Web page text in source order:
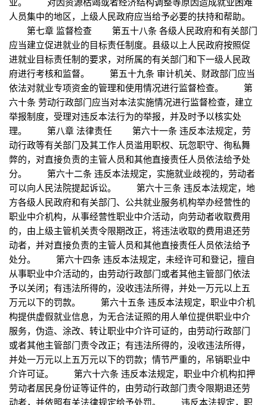
人员集中的地区，上级人民政府应当给予必要的扶持和帮助。
第七章 监督检查 第五十八条 各级人民政府和有关部门
应当建立促进就业的目标责任制度。县级以上人民政府按照促
进就业目标责任制的要求，对所属的有关部门和下一级人民政
府进行考核和监督。 第五十九条 审计机关、财政部门应当
依法对就业专项资金的管理和使用情况进行监督检查。 第
六十条 劳动行政部门应当对本法实施情况进行监督检查，建立
举报制度，受理对违反本法行为的举报，并及时予以核实处
理。 第八章 法律责任 第六十一条 违反本法规定，劳
动行政等有关部门及其工作人员滥用职权、玩忽职守、徇私舞
弊的，对直接负责的主管人员和其他直接责任人员依法给予处
分。 第六十二条 违反本法规定，实施就业歧视的，劳动者
可以向人民法院提起诉讼。 第六十三条 违反本法规定，地
方各级人民政府和有关部门、公共就业服务机构举办经营性的
职业中介机构，从事经营性职业中介活动，向劳动者收取费用
的，由上级主管机关责令限期改正，将违法收取的费用退还劳
动者，并对直接负责的主管人员和其他直接责任人员依法给予
处分。 第六十四条 违反本法规定，未经许可和登记，擅自
从事职业中介活动的，由劳动行政部门或者其他主管部门依法
予以关闭；有违法所得的，没收违法所得，并处一万元以上五
万元以下的罚款。 第六十五条 违反本法规定，职业中介机
构提供虚假就业信息，为无合法证照的用人单位提供职业中介
服务，伪造、涂改、转让职业中介许可证的，由劳动行政部门
或者其他主管部门责令改正；有违法所得的，没收违法所得，
并处一万元以上五万元以下的罚款；情节严重的，吊销职业中
介许可证。 第六十六条 违反本法规定，职业中介机构扣押
劳动者居民身份证等证件的，由劳动行政部门责令限期退还劳
动者，并依照有关法律规定给予处罚。 违反本法规定，职